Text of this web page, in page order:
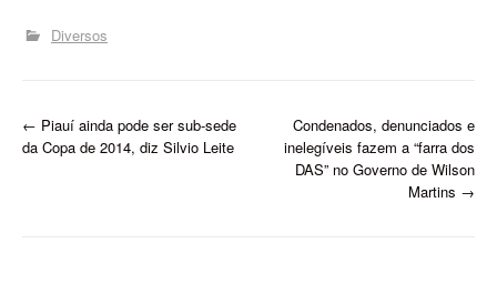
situação fiscal do Piauí e
não poupou ironia. Ao
vizinho,…
Diversos
P
← Piauí ainda pode ser sub-sede
da Copa de 2014, diz Silvio Leite
Condenados, denunciados e
inelegíveis fazem a “farra dos
DAS” no Governo de Wilson
Martins →